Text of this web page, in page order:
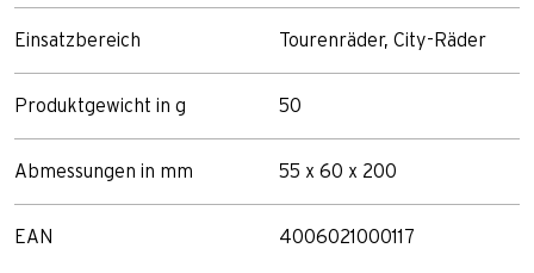
Einsatzbereich Tourenräder, City-Räder
Produktgewicht in g 50
Abmessungen in mm 55 x 60 x 200
EAN 4006021000117